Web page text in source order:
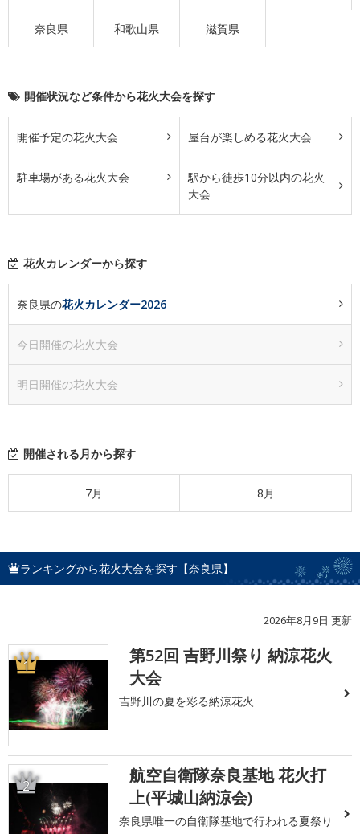
奈良県 和歌山県 滋賀県
開催状況など条件から花火大会を探す
開催予定の花火大会 屋台が楽しめる花火大会
駐車場がある花火大会
駅から徒歩10分以内の花火
大会
花火カレンダーから探す
奈良県の花火カレンダー2026
今日開催の花火大会
明日開催の花火大会
開催される月から探す
7月 8月
ランキングから花火大会を探す【奈良県】
2026年8月9日 更新
1
第52回 吉野川祭り 納涼花火
大会
吉野川の夏を彩る納涼花火
2
航空自衛隊奈良基地 花火打
上(平城山納涼会)
奈良県唯一の自衛隊基地で行われる夏祭り